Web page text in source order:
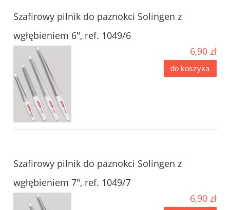
Szafirowy pilnik do paznokci Solingen z
wgłębieniem 6", ref. 1049/6
6,90 zł
do koszyka
Szafirowy pilnik do paznokci Solingen z
wgłębieniem 7", ref. 1049/7
6,90 zł